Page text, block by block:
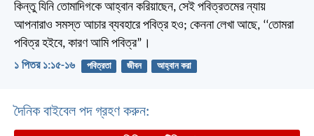
কিন্তু যিনি তোমাদিগকে আহ্বান করিয়াছেন, সেই পবিত্রতমের ন্যায়
আপনারাও সমস্ত আচার ব্যবহারে পবিত্র হও; কেননা লেখা আছে, ‘‘তোমরা
পবিত্র হইবে, কারণ আমি পবিত্র”।
১ পিতর ১:১৫-১৬ পবিত্রতা জীবন আহ্বান করা
দৈনিক বাইবেল পদ গ্রহণ করুন: